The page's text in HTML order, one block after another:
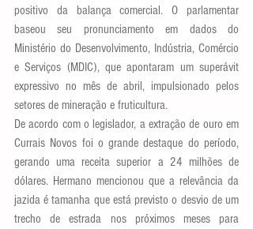
positivo da balança comercial. O parlamentar
baseou seu pronunciamento em dados do
Ministério do Desenvolvimento, Indústria, Comércio
e Serviços (MDIC), que apontaram um superávit
expressivo no mês de abril, impulsionado pelos
setores de mineração e fruticultura.
De acordo com o legislador, a extração de ouro em
Currais Novos foi o grande destaque do período,
gerando uma receita superior a 24 milhões de
dólares. Hermano mencionou que a relevância da
jazida é tamanha que está previsto o desvio de um
trecho de estrada nos próximos meses para